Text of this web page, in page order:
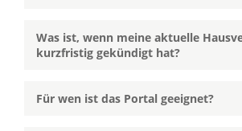
Was ist, wenn meine aktuelle
kurzfristig gekündigt hat?
Für wen ist das Portal geeignet?